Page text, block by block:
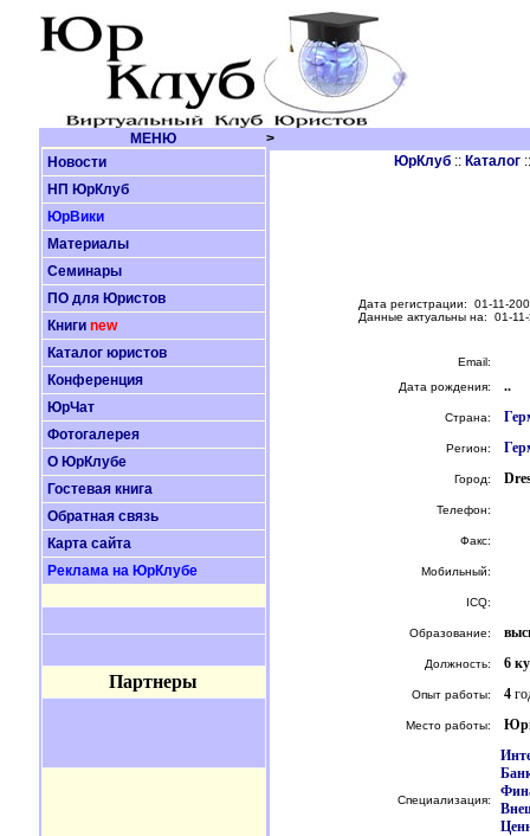
МЕНЮ
>
Новости
НП ЮрКлуб
ЮрВики
Материалы
Семинары
ПО для Юристов
Книги new
Каталог юристов
Конференция
ЮрЧат
Фотогалерея
О ЮрКлубе
Гостевая книга
Обратная связь
Карта сайта
Реклама на ЮрКлубе
Партнеры
ЮрКлуб:: Каталог
Дата регистрации: 01-11-
Данные актуальны на: 01-
Email:
Дата рождения:
..
Страна:
Регион:
Город:
Телефон:
Факс:
Мобильный:
ICQ:
Образование:
Должность: 6
Опыт работы: 4
Место работы:
Специализация: